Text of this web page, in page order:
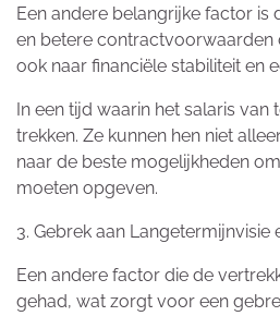
Een andere belangrijke factor is
en betere contractvoorwaarden
ook naar financiële stabiliteit en
In een tijd waarin het salaris
trekken. Ze kunnen hen niet
naar de beste mogelijkheden
moeten opgeven.
3. Gebrek aan Langetermijnvisie
Een andere factor die de
gehad, wat zorgt voor een